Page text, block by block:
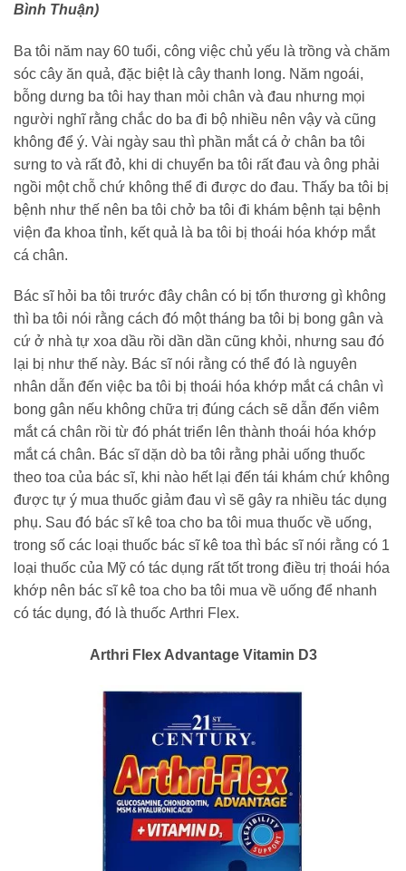
Bình Thuận)
Ba tôi năm nay 60 tuổi, công việc chủ yếu là trồng và chăm
sóc cây ăn quả, đặc biệt là cây thanh long. Năm ngoái,
bỗng dưng ba tôi hay than mỏi chân và đau nhưng mọi
người nghĩ rằng chắc do ba đi bộ nhiều nên vậy và cũng
không để ý. Vài ngày sau thì phần mắt cá ở chân ba tôi
sưng to và rất đỏ, khi di chuyển ba tôi rất đau và ông phải
ngồi một chỗ chứ không thể đi được do đau. Thấy ba tôi bị
bệnh như thế nên ba tôi chở ba tôi đi khám bệnh tại bệnh
viện đa khoa tỉnh, kết quả là ba tôi bị thoái hóa khớp mắt
cá chân.
Bác sĩ hỏi ba tôi trước đây chân có bị tổn thương gì không
thì ba tôi nói rằng cách đó một tháng ba tôi bị bong gân và
cứ ở nhà tự xoa dầu rồi dần dần cũng khỏi, nhưng sau đó
lại bị như thế này. Bác sĩ nói rằng có thể đó là nguyên
nhân dẫn đến việc ba tôi bị thoái hóa khớp mắt cá chân vì
bong gân nếu không chữa trị đúng cách sẽ dẫn đến viêm
mắt cá chân rồi từ đó phát triển lên thành thoái hóa khớp
mắt cá chân. Bác sĩ dặn dò ba tôi rằng phải uống thuốc
theo toa của bác sĩ, khi nào hết lại đến tái khám chứ không
được tự ý mua thuốc giảm đau vì sẽ gây ra nhiều tác dụng
phụ. Sau đó bác sĩ kê toa cho ba tôi mua thuốc về uống,
trong số các loại thuốc bác sĩ kê toa thì bác sĩ nói rằng có 1
loại thuốc của Mỹ có tác dụng rất tốt trong điều trị thoái hóa
khớp nên bác sĩ kê toa cho ba tôi mua về uống để nhanh
có tác dụng, đó là thuốc Arthri Flex.
Arthri Flex Advantage Vitamin D3